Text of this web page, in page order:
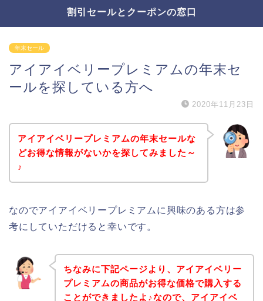
割引セールとクーポンの窓口
年末セール
アイアイベリープレミアムの年末セ
ールを探している方へ
2020年11月23日
アイアイベリープレミアムの年末セールな
どお得な情報がないかを探してみました～
♪
なのでアイアイベリープレミアムに興味のある方は参
考にしていただけると幸いです。
ちなみに下記ページより、アイアイベリー
プレミアムの商品がお得な価格で購入する
ことができましたよ♪なので、アイアイベ